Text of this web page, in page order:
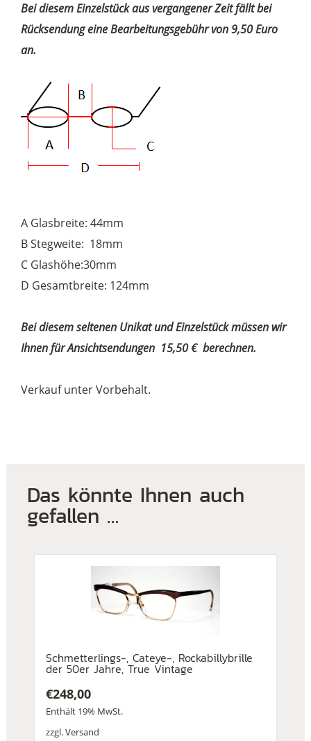
Bei diesem Einzelstück aus vergangener Zeit fällt bei
Rücksendung eine Bearbeitungsgebühr von 9,50 Euro
an.
A Glasbreite: 44mm
B Stegweite: 18mm
C Glashöhe:30mm
D Gesamtbreite: 124mm
Bei diesem seltenen Unikat und Einzelstück müssen wir
Ihnen für Ansichtsendungen 15,50 € berechnen.
Verkauf unter Vorbehalt.
Das könnte Ihnen auch
gefallen …
Schmetterlings-, Cateye-, Rockabillybrille
der 50er Jahre, True Vintage
€248,00
Enthält 19% MwSt.
zzgl.Versand